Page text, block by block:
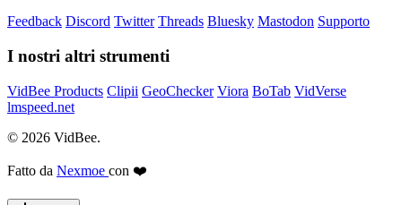
Feedback Discord Twitter Threads Bluesky Mastodon Supporto
I nostri altri strumenti
VidBee Products Clipii GeoChecker Viora BoTab VidVerse
lmspeed.net
© 2026 VidBee.
Fatto da Nexmoe con ❤️